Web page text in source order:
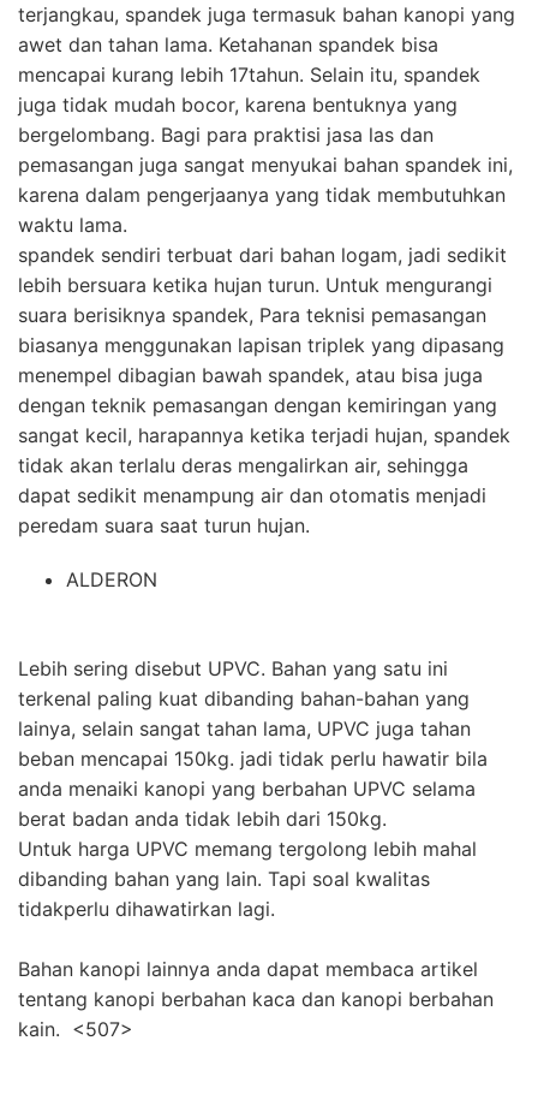
terjangkau, spandek juga termasuk bahan kanopi yang
awet dan tahan lama. Ketahanan spandek bisa
mencapai kurang lebih 17tahun. Selain itu, spandek
juga tidak mudah bocor, karena bentuknya yang
bergelombang. Bagi para praktisi jasa las dan
pemasangan juga sangat menyukai bahan spandek ini,
karena dalam pengerjaanya yang tidak membutuhkan
waktu lama.
spandek sendiri terbuat dari bahan logam, jadi sedikit
lebih bersuara ketika hujan turun. Untuk mengurangi
suara berisiknya spandek, Para teknisi pemasangan
biasanya menggunakan lapisan triplek yang dipasang
menempel dibagian bawah spandek, atau bisa juga
dengan teknik pemasangan dengan kemiringan yang
sangat kecil, harapannya ketika terjadi hujan, spandek
tidak akan terlalu deras mengalirkan air, sehingga
dapat sedikit menampung air dan otomatis menjadi
peredam suara saat turun hujan.
ALDERON
Lebih sering disebut UPVC. Bahan yang satu ini
terkenal paling kuat dibanding bahan-bahan yang
lainya, selain sangat tahan lama, UPVC juga tahan
beban mencapai 150kg. jadi tidak perlu hawatir bila
anda menaiki kanopi yang berbahan UPVC selama
berat badan anda tidak lebih dari 150kg.
Untuk harga UPVC memang tergolong lebih mahal
dibanding bahan yang lain. Tapi soal kwalitas
tidakperlu dihawatirkan lagi.
Bahan kanopi lainnya anda dapat membaca artikel
tentang kanopi berbahan kaca dan kanopi berbahan
kain. <507>